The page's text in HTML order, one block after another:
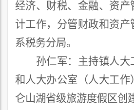
经济、财税、金融、资产
计工作，分管财政和资产
系税务分局。
孙仁军：主持镇人大
和 人大办公室（人大工作
仑山湖省级旅游度假区创